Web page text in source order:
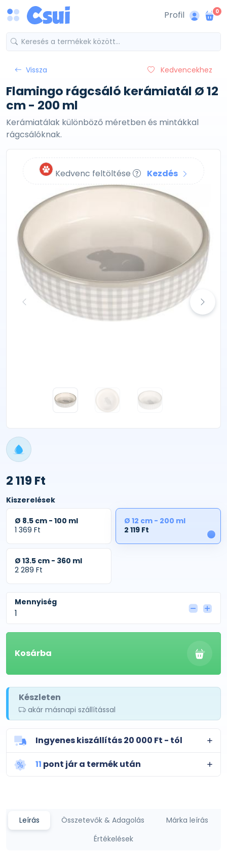
Profil 0
Vissza Kedvencekhez
Flamingo rágcsáló kerámiatál Ø 12
cm - 200 ml
Kerámiatálak különböző méretben és mintákkal
rágcsálóknak.
Kedvenc feltöltése Kezdés
2 119 Ft
Kiszerelések
Ø 8.5 cm - 100 ml
1 369 Ft
1
Ø 12 cm - 200 ml
2 119 Ft
Ø 13.5 cm - 360 ml
2 289 Ft
Mennyiség
Kosárba
Készleten
akár másnapi szállítással
Ingyenes kiszállítás 20 000 Ft - tól
11 pont jár a termék után
Leírás Összetevők & Adagolás
Márka leírás
Értékelések